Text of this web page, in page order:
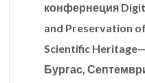
конфернеция
and Preservation
Scientific
Бургас,